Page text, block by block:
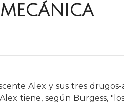
Alex y sus tres
tiene, según Burgess,